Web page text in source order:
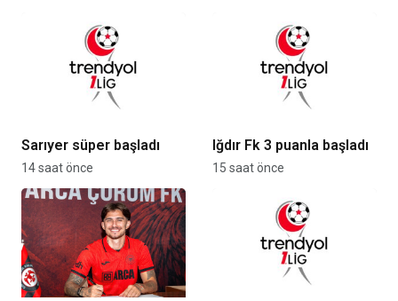
Sarıyer süper başladı
14 saat önce
Iğdır Fk 3 puanla başladı
15 saat önce